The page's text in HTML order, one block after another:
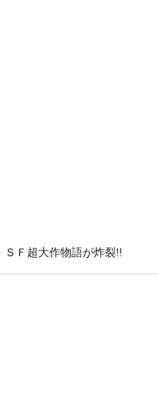
Ｆ超大作物語が炸裂!!